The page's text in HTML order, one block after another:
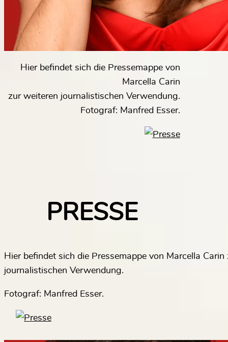
Hier befindet sich die Pressemappe von
Marcella Carin
zur weiteren journalistischen Verwendung.
Fotograf: Manfred Esser.
PRESSE
Hier befindet sich die Pressemappe von Marcella
journalistischen Verwendung.
Fotograf: Manfred Esser.